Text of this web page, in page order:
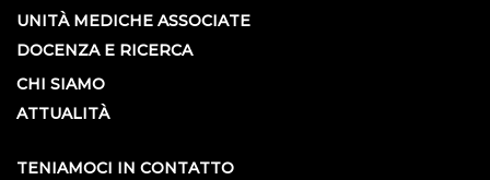
UNITÀ MEDICHE ASSOCIATE
DOCENZA E RICERCA
CHI SIAMO
ATTUALITÀ
TENIAMOCI IN CONTATTO